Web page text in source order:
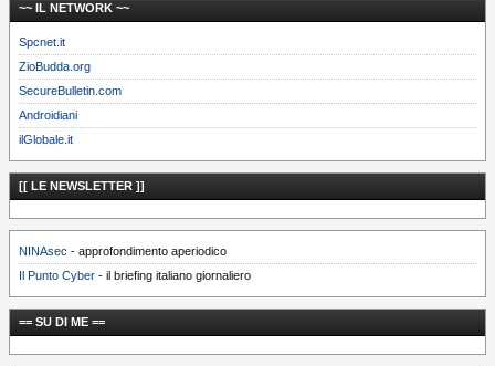
~~ IL NETWORK ~~
Spcnet.it
ZioBudda.org
SecureBulletin.com
Androidiani
ilGlobale.it
[[ LE NEWSLETTER ]]
NINAsec - approfondimento aperiodico
Il Punto Cyber - il briefing italiano giornaliero
== SU DI ME ==